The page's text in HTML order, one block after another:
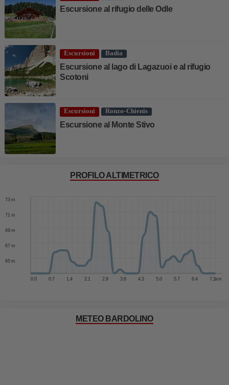
Escursione al rifugio delle Odle
Escursioni Badia
Escursione al lago di Lagazuoi e al rifugio
Scotoni
Escursioni Ronzo-Chienis
Escursione al Monte Stivo
PROFILO ALTIMETRICO
0.0 0.7 1.4 2.1 2.9 3.6 4.3 5.0 5.7 6.4 7.1 km
65 m
67 m
69 m
71 m
73 m
METEO BARDOLINO